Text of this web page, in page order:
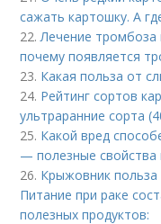
сажать картошку. А
22.Лечение тромбоза
почему появляется
23. Какая польза от
24. Рейтинг сортов
ультраранние сорта
25. Какой вред
— полезные свойства
26. Крыжовник польза
Питание при раке
полезных продуктов: